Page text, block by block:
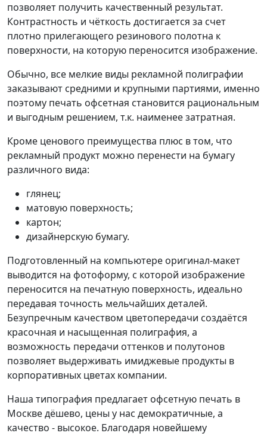
позволяет получить качественный результат.
Контрастность и чёткость достигается за счет
плотно прилегающего резинового полотна к
поверхности, на которую переносится изображение.
Обычно, все мелкие виды рекламной полиграфии
заказывают средними и крупными партиями, именно
поэтому печать офсетная становится рациональным
и выгодным решением, т.к. наименее затратная.
Кроме ценового преимущества плюс в том, что
рекламный продукт можно перенести на бумагу
различного вида:
глянец;
матовую поверхность;
картон;
дизайнерскую бумагу.
Подготовленный на компьютере оригинал-макет
выводится на фотоформу, с которой изображение
переносится на печатную поверхность, идеально
передавая точность мельчайших деталей.
Безупречным качеством цветопередачи создаётся
красочная и насыщенная полиграфия, а
возможность передачи оттенков и полутонов
позволяет выдерживать имиджевые продукты в
корпоративных цветах компании.
Наша типография предлагает офсетную печать в
Москве дёшево, цены у нас демократичные, а
качество - высокое. Благодаря новейшему